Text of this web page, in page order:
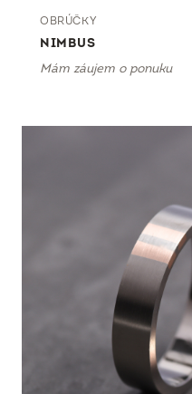
OBRÚČKY
NIMBUS
Mám záujem o ponuku